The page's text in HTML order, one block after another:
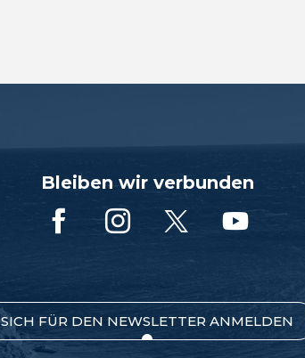
Bleiben wir verbunden
SICH FÜR DEN NEWSLETTER ANMELDEN